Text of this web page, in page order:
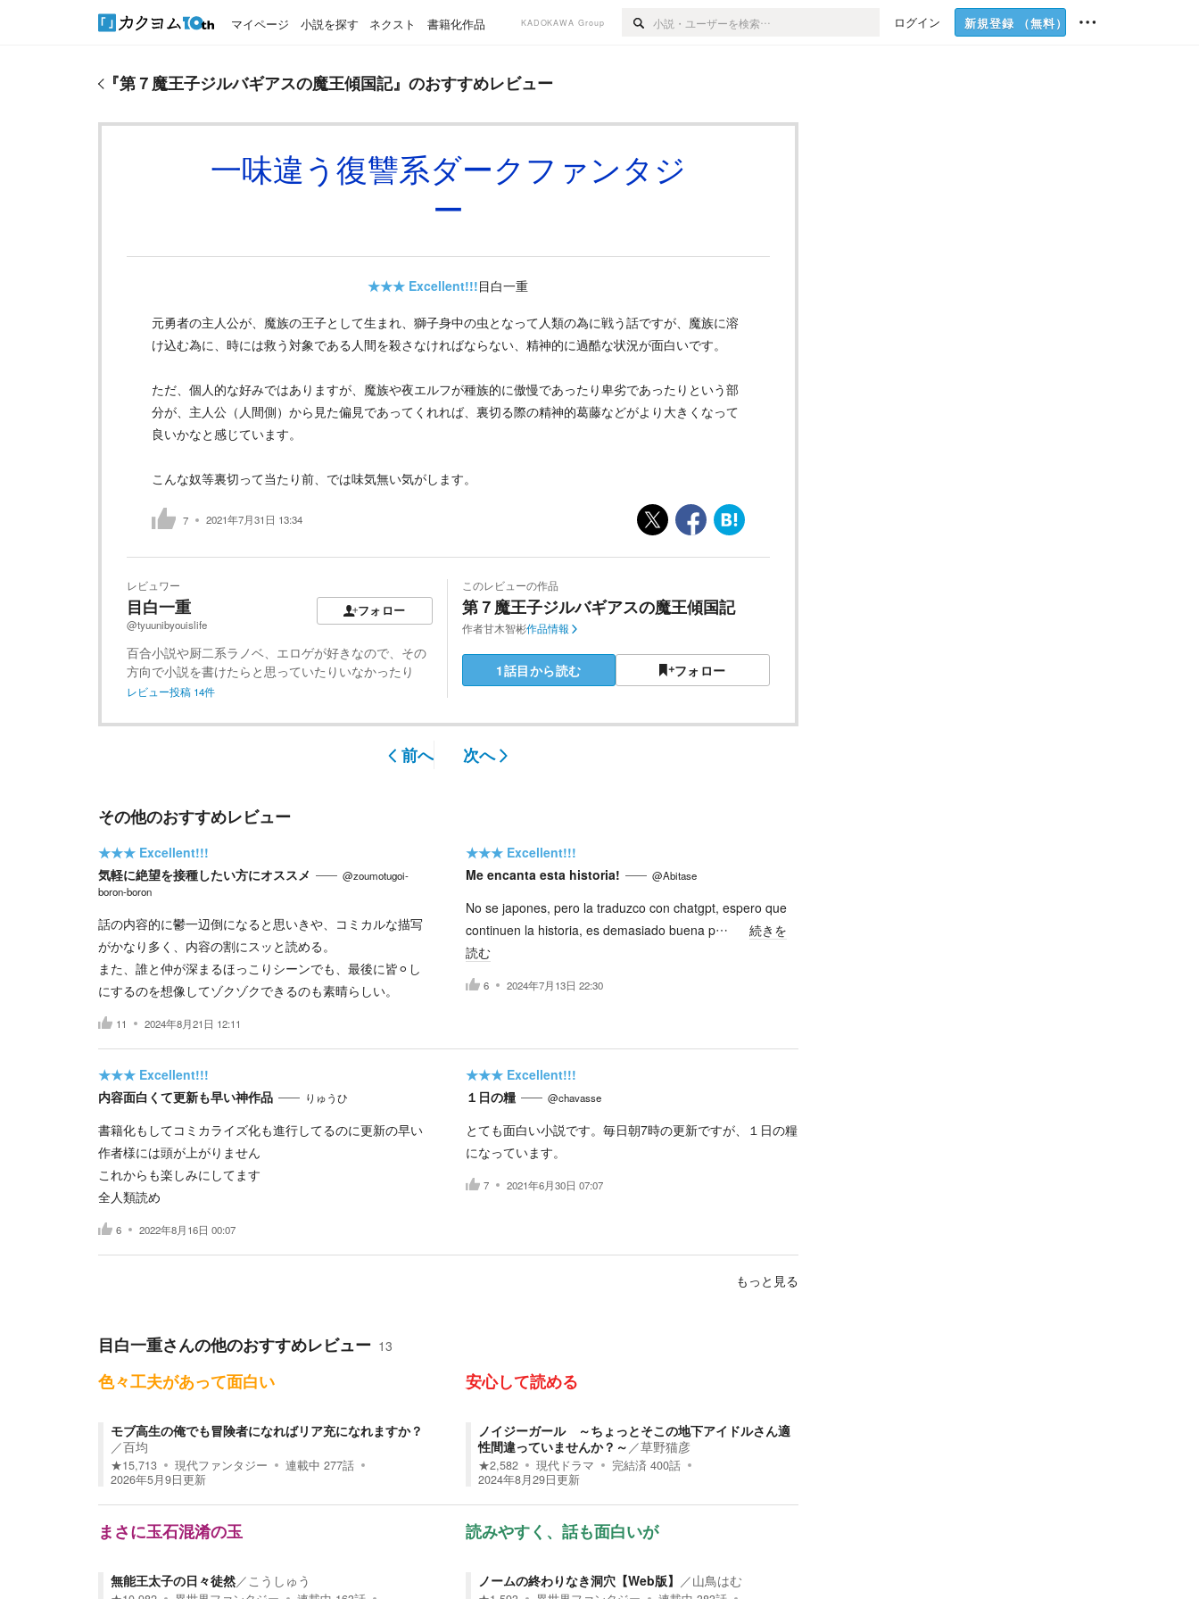
マイページ 小説を探す ネクスト 書籍化作品 KADOKAWA Group ログイン 新規登録 （無料）
『第７魔王子ジルバギアスの魔王傾国記』のおすすめレビュー
一味違う復讐系ダークファンタジ
ー
★★★ Excellent!!!目白一重
元勇者の主人公が、魔族の王子として生まれ、獅子身中の虫となって人類の為に戦う話ですが、魔族に溶
け込む為に、時には救う対象である人間を殺さなければならない、精神的に過酷な状況が面白いです。
ただ、個人的な好みではありますが、魔族や夜エルフが種族的に傲慢であったり卑劣であったりという部
分が、主人公（人間側）から見た偏見であってくれれば、裏切る際の精神的葛藤などがより大きくなって
良いかなと感じています。
こんな奴等裏切って当たり前、では味気無い気がします。
7 2021年7月31日 13:34
レビュワー
目白一重
@tyuunibyouislife
フォロー
百合小説や厨二系ラノベ、エロゲが好きなので、その
方向で小説を書けたらと思っていたりいなかったり
レビュー投稿 14件
このレビューの作品
第７魔王子ジルバギアスの魔王傾国記
作者甘木智彬作品情報
1話目から読む フォロー
前へ 次へ
その他のおすすめレビュー
★★★ Excellent!!!
気軽に絶望を接種したい方にオススメ
@zoumotugoi-
boron-boron
話の内容的に鬱一辺倒になると思いきや、コミカルな描写
がかなり多く、内容の割にスッと読める。
また、誰と仲が深まるほっこりシーンでも、最後に皆⚪︎し
にするのを想像してゾクゾクできるのも素晴らしい。
11 2024年8月21日 12:11
★★★ Excellent!!!
Me encanta esta historia!
@Abitase
No se japones, pero la traduzco con chatgpt, espero que
continuen la historia, es demasiado buena p…
続きを
読む
6 2024年7月13日 22:30
★★★ Excellent!!!
内容面白くて更新も早い神作品
りゅうひ
書籍化もしてコミカライズ化も進行してるのに更新の早い
作者様には頭が上がりません
これからも楽しみにしてます
全人類読め
6 2022年8月16日 00:07
★★★ Excellent!!!
１日の糧
@chavasse
とても面白い小説です。毎日朝7時の更新ですが、１日の糧
になっています。
7 2021年6月30日 07:07
もっと見る
目白一重さんの他のおすすめレビュー 13
色々工夫があって面白い
モブ高生の俺でも冒険者になればリア充になれますか？
／百均
★15,713 現代ファンタジー 連載中 277話
2026年5月9日更新
安心して読める
ノイジーガール ～ちょっとそこの地下アイドルさん適
性間違っていませんか？～ ／草野猫彦
★2,582 現代ドラマ 完結済 400話
2024年8月29日更新
まさに玉石混淆の玉
無能王太子の日々徒然／ こうしゅう
読みやすく、話も面白いが
ノームの終わりなき洞穴【Web版】 ／山鳥はむ